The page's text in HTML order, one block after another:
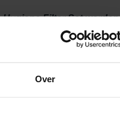
Over
Filter Set
via het
van je ventilatiesysteem